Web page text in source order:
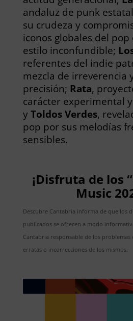
andaluz de punk
su crudeza y
iconos globales del pop
estilo inconfundible;
referentes del indie
mezcla de irreverencia
precisión; Rata,
carácter experimental
y Toldos Verdes,
pop por sus melodías
sensibles.
¡Disfruta de los
Music
Descubre Cantabria informa de que los
publicados se ofrecen a modo
Cantabria responsable de los problemas
erratas o incorrecciones de los mismos.